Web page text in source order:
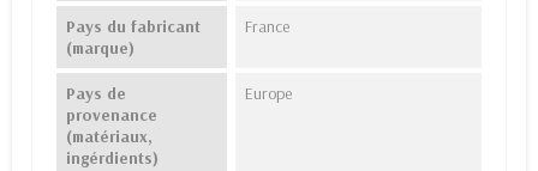
Pays du fabricant
(marque)
France
Pays de
provenance
(matériaux,
ingérdients)
Europe